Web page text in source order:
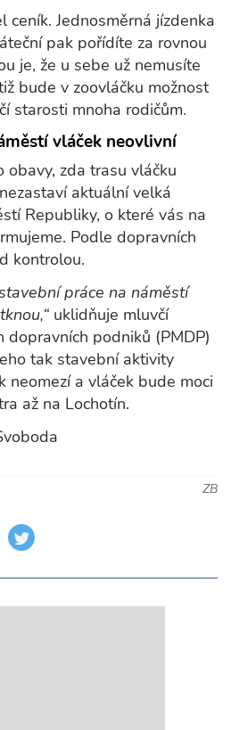
ceník. Jednosměrná jízdenka
pak pořídíte za rovnou
je, že u sebe už nemusíte
bude v zoovláčku možnost
starosti mnoha rodičům.
vláček neovlivní
obavy, zda trasu vláčku
aktuální velká
Republiky, o které vás na
Podle dopravních
kontrolou.
práce na náměstí
uklidňuje mluvčí
dopravních podniků (PMDP)
tak stavební aktivity
neomezí a vláček bude moci
až na Lochotín.
ZB